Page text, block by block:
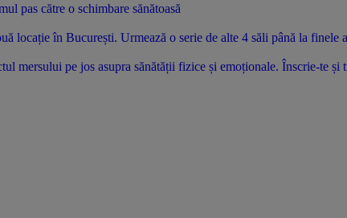
pas către o schimbare sănătoasă
locație în București. Urmează o serie de alte 4 săli până la finele
mersului pe jos asupra sănătății fizice și emoționale. Înscrie-te și